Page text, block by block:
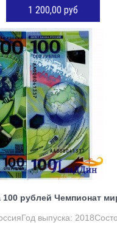
1 200,00 руб
ДОБАВИТЬ В КОРЗИНУ
100 рублей Чемпионат
выпуска: